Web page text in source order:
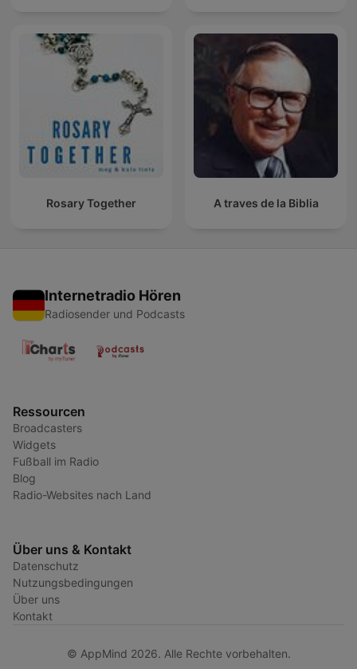
Rosary Together A traves de la Biblia
Internetradio Hören
Radiosender und Podcasts
Ressourcen
Broadcasters
Widgets
Fußball im Radio
Blog
Radio-Websites nach Land
Über uns & Kontakt
Datenschutz
Nutzungsbedingungen
Über uns
Kontakt
© AppMind 2026. Alle Rechte vorbehalten.